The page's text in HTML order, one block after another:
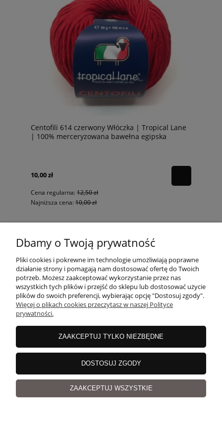
Centofili 614 czerwony Włóczka | Tropical Lane
| 100% merceryzowana bawełna egipska
10,00 zł
Cena regularna: 12,50 zł
Najniższa cena: 10,00 zł
Dbamy o Twoją prywatność
Pliki cookies i pokrewne im technologie umożliwiają poprawne
działanie strony i pomagają nam dostosować ofertę do Twoich
potrzeb. Możesz zaakceptować wykorzystanie przez nas
wszystkich tych plików i przejść do sklepu lub dostosować użycie
plików do swoich preferencji, wybierając opcję "Dostosuj zgody".
Więcej o plikach cookies przeczytasz w naszej Polityce
prywatności.
ZAAKCEPTUJ TYLKO NIEZBĘDNE
DOSTOSUJ ZGODY
ZAAKCEPTUJ WSZYSTKIE